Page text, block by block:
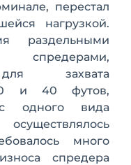
перестал
нагрузкой.
раздельными
для захвата
и 40 футов,
одного вида
много
спредера